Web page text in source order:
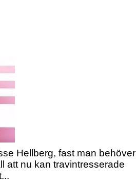
Hellberg, fast man behöver
att nu kan travintresserade